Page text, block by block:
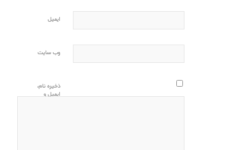
ایمیل
وب‌ سایت
ذخیره نام،
ایمیل و